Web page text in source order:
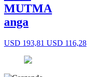
MUTMA
anga
USD 193,81 USD 116,28